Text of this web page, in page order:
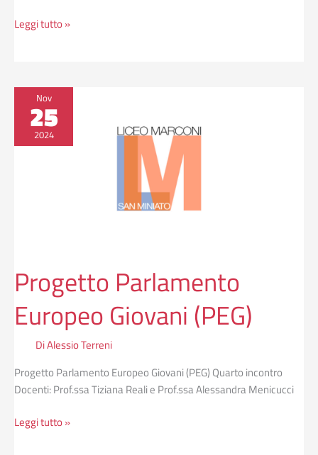
Leggi tutto »
Nov
25
2024
Progetto Parlamento
Europeo Giovani (PEG)
DiAlessio Terreni
Progetto Parlamento Europeo Giovani (PEG) Quarto incontro
Docenti: Prof.ssa Tiziana Reali e Prof.ssa Alessandra Menicucci
Progetto
Parlamento
Europeo
Giovani
Leggi tutto »